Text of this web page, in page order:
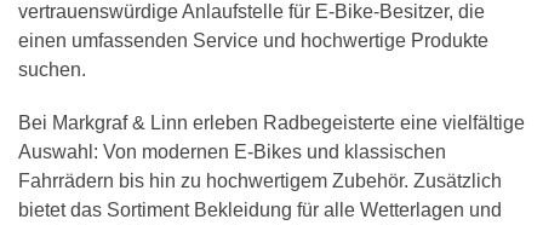
vertrauenswürdige Anlaufstelle für E-Bike-Besitzer, die
einen umfassenden Service und hochwertige Produkte
suchen.
Bei Markgraf & Linn erleben Radbegeisterte eine vielfältige
Auswahl: Von modernen E-Bikes und klassischen
Fahrrädern bis hin zu hochwertigem Zubehör. Zusätzlich
bietet das Sortiment Bekleidung für alle Wetterlagen und